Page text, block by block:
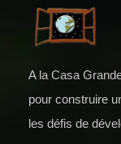
A la Casa
pour construire
les défis de